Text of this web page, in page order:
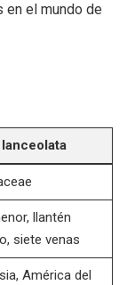
en el mundo de
llantén
siete venas
América del